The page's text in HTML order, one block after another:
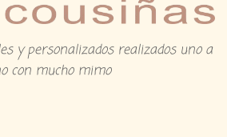
y personalizados realizados uno a
con mucho mimo